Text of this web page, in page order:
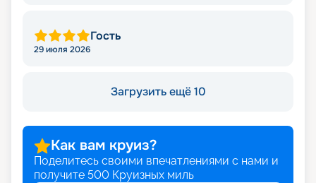
Гость
29 июля 2026
Загрузить ещё 10
Как вам круиз?
Поделитесь своими впечатлениями с нами и
получите 500 Круизных миль